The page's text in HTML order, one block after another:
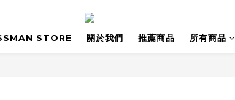
STORE
關於我們 推薦商品 所有商品